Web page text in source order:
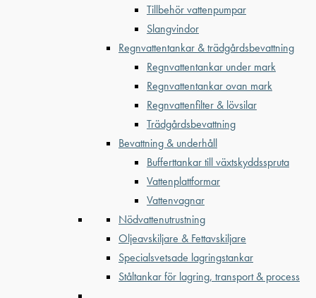
Tillbehör vattenpumpar
Slangvindor
Regnvattentankar & trädgårdsbevattning
Regnvattentankar under mark
Regnvattentankar ovan mark
Regnvattenfilter & lövsilar
Trädgårdsbevattning
Bevattning & underhåll
Bufferttankar till växtskyddsspruta
Vattenplattformar
Vattenvagnar
Nödvattenutrustning
Oljeavskiljare & Fettavskiljare
Specialsvetsade lagringstankar
Ståltankar för lagring, transport & process